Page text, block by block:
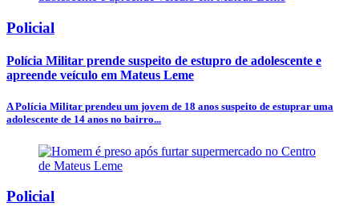
Policial
Polícia Militar prende suspeito de estupro de adolescente e
apreende veículo em Mateus Leme
A Polícia Militar prendeu um jovem de 18 anos suspeito de estuprar uma
adolescente de 14 anos no bairro...
Policial